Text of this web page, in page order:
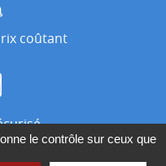
coûtant
le contrôle sur ceux que